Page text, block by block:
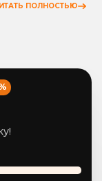
ПОЛНОСТЬЮ